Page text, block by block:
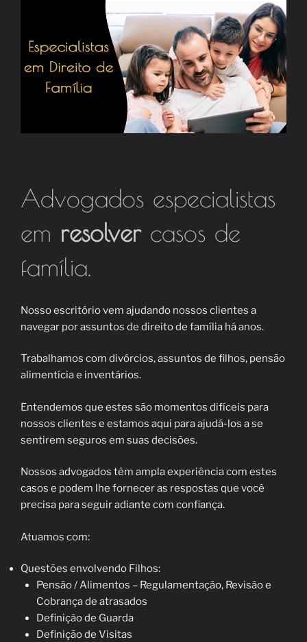
Advogados especialistas
em resolver casos de
família.
Nosso escritório vem ajudando nossos clientes a
navegar por assuntos de direito de família há anos.
Trabalhamos com divórcios, assuntos de filhos, pensão
alimentícia e inventários.
Entendemos que estes são momentos difíceis para
nossos clientes e estamos aqui para ajudá-los a se
sentirem seguros em suas decisões.
Nossos advogados têm ampla experiência com estes
casos e podem lhe fornecer as respostas que você
precisa para seguir adiante com confiança.
Atuamos com:
Questões envolvendo Filhos:
Pensão / Alimentos – Regulamentação, Revisão e
Cobrança de atrasados
Definição de Guarda
Definição de Visitas